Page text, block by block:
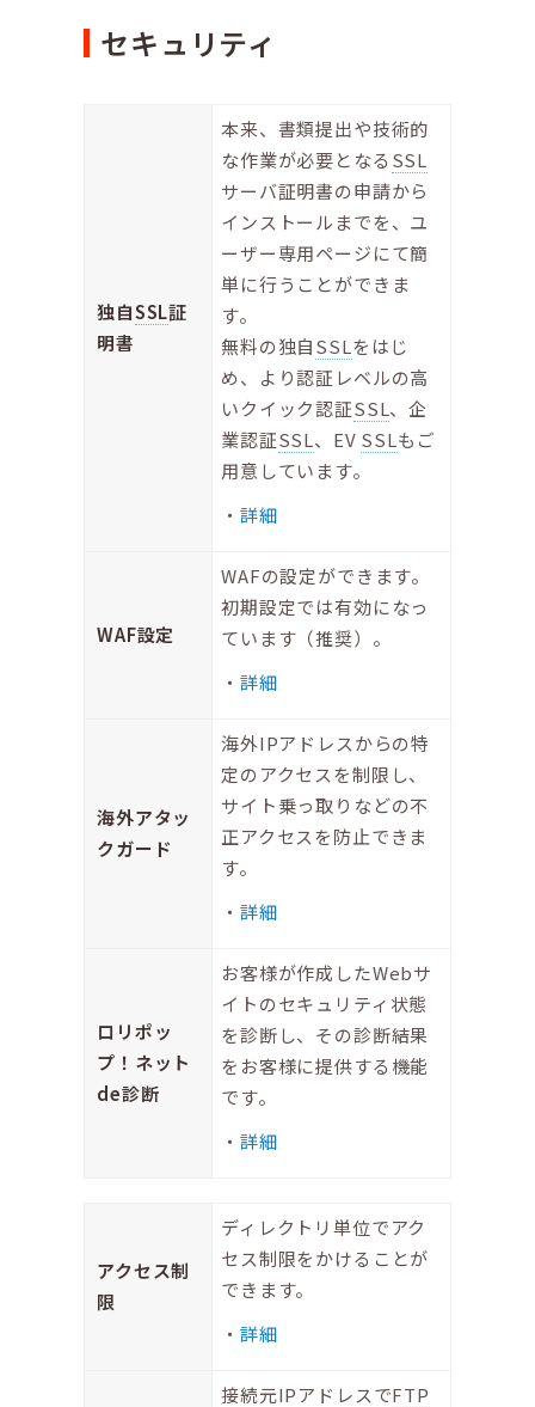
セキュリティ
独自SSL証
明書
本来、書類提出や技術的
な作業が必要となる SSL
サーバ証明書の申請から
インストールまでを、ユ
ーザー専用ページにて簡
単に行うことができま
す。
無料の独自SSLをはじ
め、より認証レベルの高
いクイック認証SSL、企
業認証SSL、EV SSLもご
用意しています。
詳細
WAF設定
WAFの設定ができます。
初期設定では有効になっ
ています（推奨）。
詳細
海外アタッ
クガード
海外IPアドレスからの特
定のアクセスを制限し、
サイト乗っ取りなどの不
正アクセスを防止できま
す。
詳細
ロリポッ
プ！ネット
de診断
お客様が作成したWebサ
イトのセキュリティ状態
を診断し、その診断結果
をお客様に提供する機能
です。
詳細
アクセス制
限
ディレクトリ単位でアク
セス制限をかけることが
できます。
詳細
接続元IPアドレスでFTP